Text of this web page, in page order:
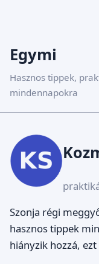
Egymi
Hasznos tippek,
mindennapokra
Szonja régi
hasznos tippek
hiányzik hozzá,